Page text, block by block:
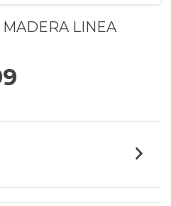
MADERA LINEA